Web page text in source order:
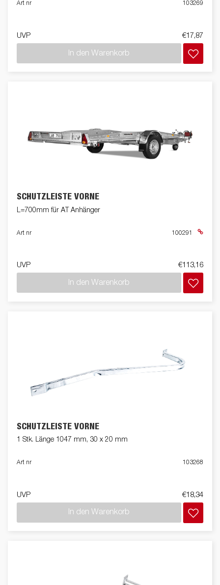
Art nr 103269
UVP €17,87
In den Warenkorb
SCHUTZLEISTE VORNE
L=700mm für AT Anhänger
Art nr 100291
UVP €113,16
In den Warenkorb
SCHUTZLEISTE VORNE
1 Stk. Länge 1047 mm, 30 x 20 mm
Art nr 103268
UVP €18,34
In den Warenkorb